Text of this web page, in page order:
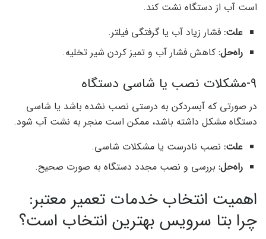
است آب از دستگاه نشت کند.
علت: فشار زیاد آب یا گرفتگی فیلتر.
راه‌حل: کاهش فشار آب و تمیز کردن شیر تخلیه.
9-مشکلات نصب یا شاسی دستگاه
در صورتی که آبسردکن به درستی نصب نشده باشد یا شاسی
دستگاه مشکل داشته باشد، ممکن است منجر به نشت آب شود.
علت: نصب نادرست یا مشکلات شاسی.
راه‌حل: بررسی و نصب مجدد دستگاه به صورت صحیح.
اهمیت انتخاب خدمات تعمیر معتبر:
چرا بتا سرویس بهترین انتخاب است؟